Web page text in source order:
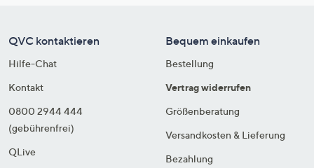
QVC kontaktieren
Hilfe-Chat
Kontakt
0800 2944 444
(gebührenfrei)
QLive
Bequem einkaufen
Bestellung
Vertrag widerrufen
Größenberatung
Versandkosten & Lieferung
Bezahlung